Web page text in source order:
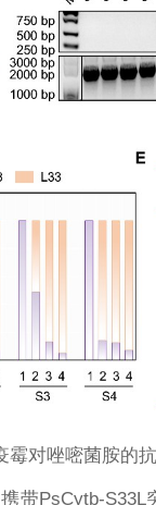
霉对唑嘧菌胺的
带PsCytb-